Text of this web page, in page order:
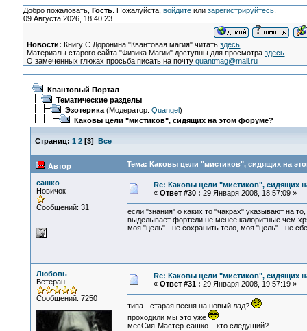
Добро пожаловать, Гость. Пожалуйста, войдитеили зарегистрируйтесь.
09 Августа 2026, 18:40:23
Новости: Книгу С.Доронина "Квантовая магия" читатьздесь
Материалы старого сайта "Физика Магии" доступны для просмотраздесь
О замеченных глюках просьба писать на почтуquantmag@mail.ru
Квантовый Портал
Тематические разделы
Эзотерика(Модератор: Quangel)
Каковы цели "мистиков", сидящих на этом форуме?
Страниц: 1 2[3] Все
Автор Тема: Каковы цели "мистиков", сидящих на
сашко
Новичок
Сообщений: 31
Re: Каковы цели "мистиков", сидящих
« Ответ #30 : 29 Января 2008, 18:57:09 »
если "знания" о каких то "чакрах" указывают на
выделывает фортели не менее калоритные чем
моя "цель" - не сохранить тело, моя "цель" - не
Любовь
Ветеран
Сообщений: 7250
Re: Каковы цели "мистиков", сидящих
« Ответ #31 : 29 Января 2008, 19:57:19 »
типа - старая песня на новый лад?
проходили мы это уже
месСия-Мастер-сашко... кто следущий?